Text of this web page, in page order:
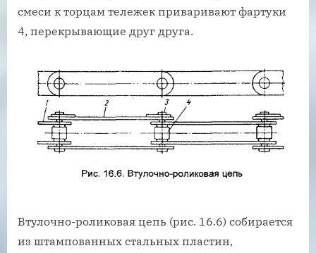
смеси к торцам тележек приваривают фартуки
4, перекрывающие друг друга.
Втулочно-роликовая цепь (рис. 16.6) собирается
из штампованных стальных пластин,